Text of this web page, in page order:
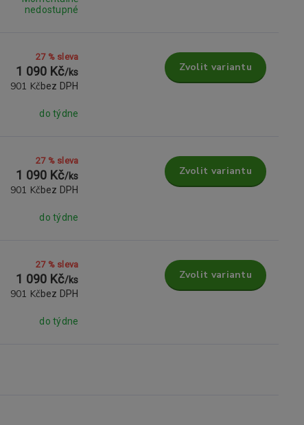
nedostupné
27 % sleva
1 090 Kč/ks
901 Kčbez DPH
do týdne
Zvolit variantu
27 % sleva
1 090 Kč/ks
901 Kčbez DPH
do týdne
Zvolit variantu
27 % sleva
1 090 Kč/ks
901 Kčbez DPH
do týdne
Zvolit variantu